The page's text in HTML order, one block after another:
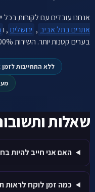
אנחנו עובדים עם לקוחות בכל
אתרים בתל אביב , ירושלים , ו
בערים קטנות יותר. השירות 100% online — פגישות בזום, דוחות דיגיטליים.
ללא התחייבות לזמן
שאלות
האם אני חייב להיות
כמה זמן לוקח לראות